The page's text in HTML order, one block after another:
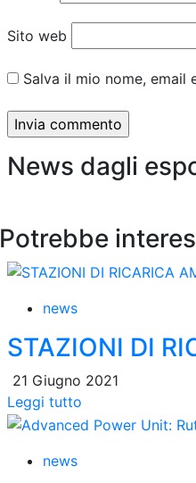
Sito web
Salva il mio nome,
News dagli
Potrebbe
news
STAZIONI DI
21 Giugno 2021
Leggi tutto
news